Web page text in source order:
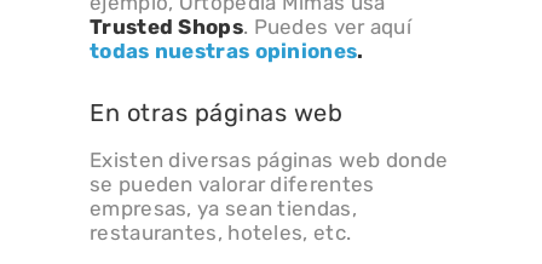
Trusted Shops. Puedes ver aquí
todas nuestras opiniones.
En otras páginas web
Existen diversas páginas web donde
se pueden valorar diferentes
empresas, ya sean tiendas,
restaurantes, hoteles, etc.